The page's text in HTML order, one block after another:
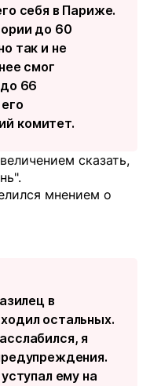
себя в Париже.
до 60
так и не
смог
66
комитет.
сказать,
мнением о
в
остальных.
я
ему на